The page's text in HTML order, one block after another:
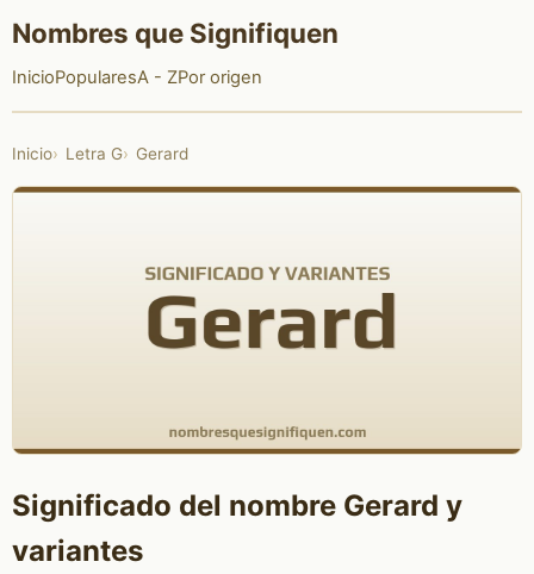
Nombres que Signifiquen
InicioPopularesA - ZPor origen
Inicio Letra G Gerard
Significado del nombre Gerard y
variantes